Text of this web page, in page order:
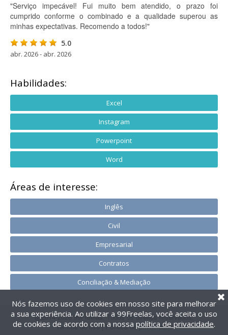
"Serviço impecável! Fui muito bem atendido, o prazo foi
cumprido conforme o combinado e a qualidade superou as
minhas expectativas. Recomendo a todos!"
5.0
abr. 2026 - abr. 2026
Habilidades:
Excel
Instagram
Powerpoint
Word
Áreas de interesse:
Inglês
Civil
Empresarial
Contratos
Conciliação & Mediação
@2014-2026 99Freelas. Todos os direitos reservados.
Termos de uso| Política de privacidade
Nós fazemos uso de cookies em nosso site para melhorar
a sua experiência. Ao utilizar a 99Freelas, você aceita o uso
de cookies de acordo com a nossa política de privacidade.